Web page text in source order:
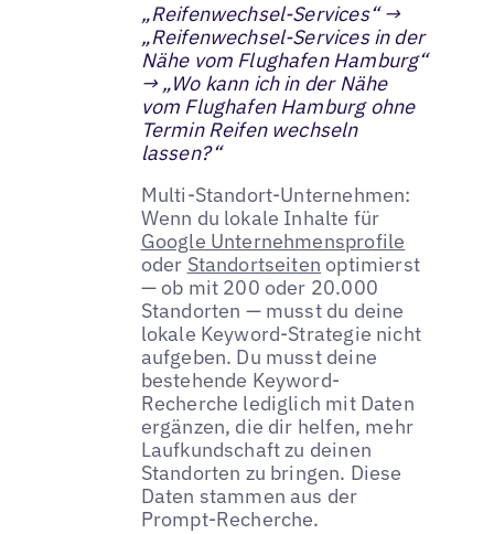
„Reifenwechsel-Services“ →
„Reifenwechsel-Services in der
Nähe vom Flughafen Hamburg“
→ „Wo kann ich in der Nähe
vom Flughafen Hamburg ohne
Termin Reifen wechseln
lassen?“
Multi-Standort-Unternehmen:
Wenn du lokale Inhalte für
Google Unternehmensprofile
oder Standortseiten optimierst
— ob mit 200 oder 20.000
Standorten — musst du deine
lokale Keyword-Strategie nicht
aufgeben. Du musst deine
bestehende Keyword-
Recherche lediglich mit Daten
ergänzen, die dir helfen, mehr
Laufkundschaft zu deinen
Standorten zu bringen. Diese
Daten stammen aus der
Prompt-Recherche.